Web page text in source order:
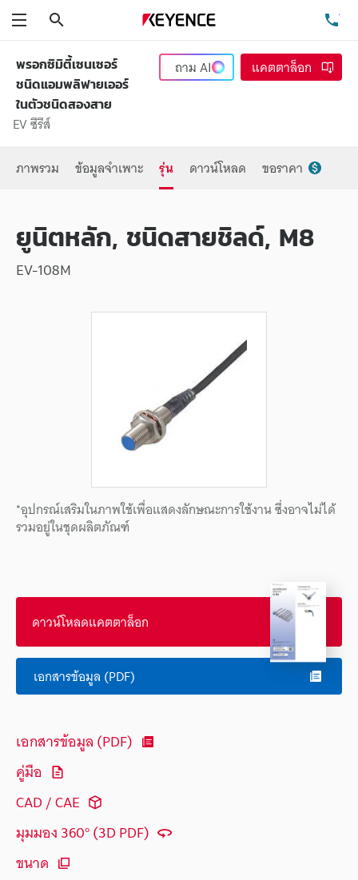
พรอกซิมิตี้เซนเซอร์
ชนิดแอมพลิฟายเออร์
ในตัวชนิดสองสาย
EV ซีรีส์
ถามAI แคตตาล็อก
ภาพรวม ข้อมูลจำเพาะ รุ่น ดาวน์โหลด ขอราคา
ยูนิตหลัก, ชนิดสายชิลด์, M8
EV-108M
*อุปกรณ์เสริมในภาพใช้เพื่อแสดงลักษณะการใช้งาน ซึ่งอาจไม่ได้
รวมอยู่ในชุดผลิตภัณฑ์
ดาวน์โหลดแคตตาล็อก
เอกสารข้อมูล (PDF)
เอกสารข้อมูล (PDF)
คู่มือ
CAD / CAE
มุมมอง 360° (3D PDF)
ขนาด